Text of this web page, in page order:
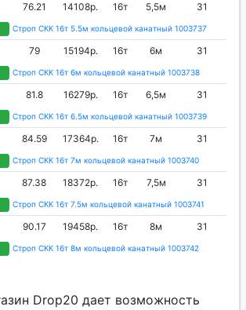
76.21 14108р. 16т 5,5м 31
Строп СКК 16т 5.5м кольцевой канатный 1003737
79 15194р. 16т 6м 31
Строп СКК 16т 6м кольцевой канатный 1003738
81.8 16279р. 16т 6,5м 31
Строп СКК 16т 6.5м кольцевой канатный 1003739
84.59 17364р. 16т 7м 31
Строп СКК 16т 7м кольцевой канатный 1003740
87.38 18372р. 16т 7,5м 31
Строп СКК 16т 7.5м кольцевой канатный 1003741
90.17 19458р. 16т 8м 31
Строп СКК 16т 8м кольцевой канатный 1003742
Drop20 дает возможность